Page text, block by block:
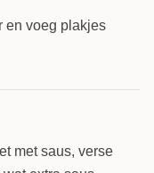
en voeg plakjes
met saus, verse